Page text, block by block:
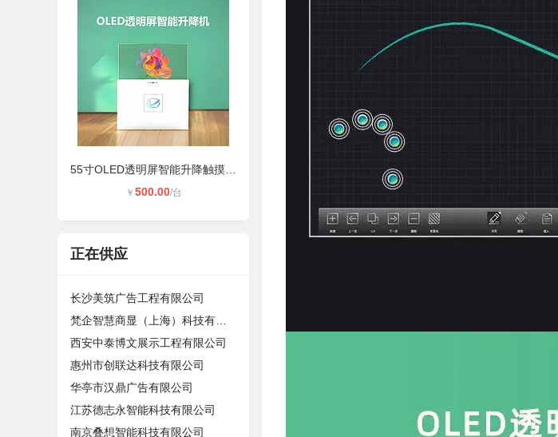
￥ 500.00/台
正在供应
长沙美筑广告工程有限公司
西安中泰博文展示工程有限公司
惠州市创联达科技有限公司
华亭市汉鼎广告有限公司
江苏德志永智能科技有限公司
南京叠想智能科技有限公司